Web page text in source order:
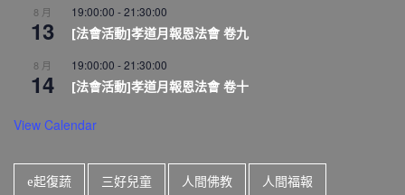
8 月
13
19:00:00 -21:30:00
[法會活動]孝道月報恩法會 卷九
8 月
14
19:00:00 -21:30:00
[法會活動]孝道月報恩法會 卷十
View Calendar
e起復蔬 三好兒童 人間佛教 人間福報